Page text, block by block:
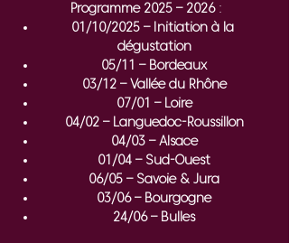
Programme 2025 – 2026 :
01/10/2025 – Initiation à la
dégustation
05/11 – Bordeaux
03/12 – Vallée du Rhône
07/01 – Loire
04/02 – Languedoc-Roussillon
04/03 – Alsace
01/04 – Sud-Ouest
06/05 – Savoie & Jura
03/06 – Bourgogne
24/06 – Bulles